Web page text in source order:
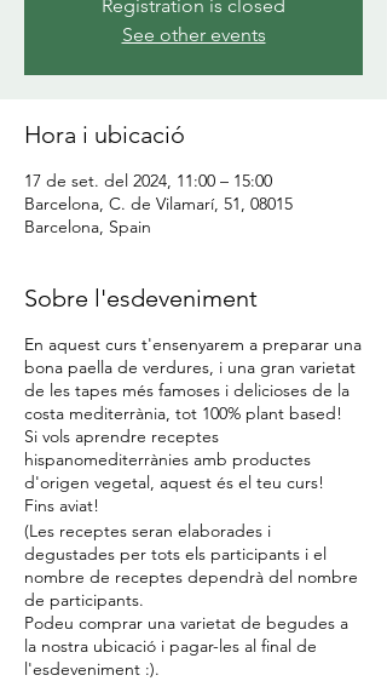
Registration is closed
See other events
Hora i ubicació
17 de set. del 2024, 11:00 – 15:00
Barcelona, C. de Vilamarí, 51, 08015
Barcelona, Spain
Sobre l'esdeveniment
En aquest curs t'ensenyarem a preparar una
bona paella de verdures, i una gran varietat
de les tapes més famoses i delicioses de la
costa mediterrània, tot 100% plant based!
Si vols aprendre receptes
hispanomediterrànies amb productes
d'origen vegetal, aquest és el teu curs!
Fins aviat!
(Les receptes seran elaborades i
degustades per tots els participants i el
nombre de receptes dependrà del nombre
de participants.
Podeu comprar una varietat de begudes a
la nostra ubicació i pagar-les al final de
l'esdeveniment :).